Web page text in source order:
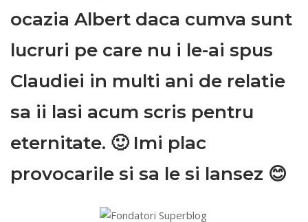
ocazia Albert daca cumva sunt
lucruri pe care nu i le-ai spus
Claudiei in multi ani de relatie
sa ii lasi acum scris pentru
eternitate. 🙂 Imi plac
provocarile si sa le si lansez 😊